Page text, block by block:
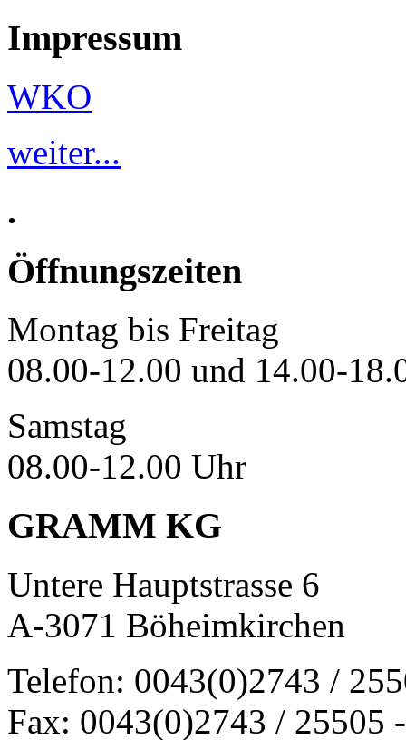
Impressum
WKO
weiter...
.
Öffnungszeiten
Montag bis Freitag
08.00-12.00 und 14.00-
Samstag
08.00-12.00 Uhr
GRAMM KG
Untere Hauptstrasse 6
A-3071 Böheimkirchen
Telefon: 0043(0)2743 /
Fax: 0043(0)2743 / 25505